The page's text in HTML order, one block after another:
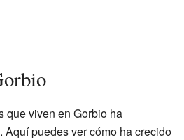
que viven en Gorbio ha
Aquí puedes ver cómo ha crecido